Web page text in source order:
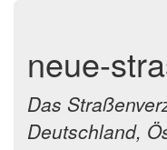
neue-
Das
Deutschland,